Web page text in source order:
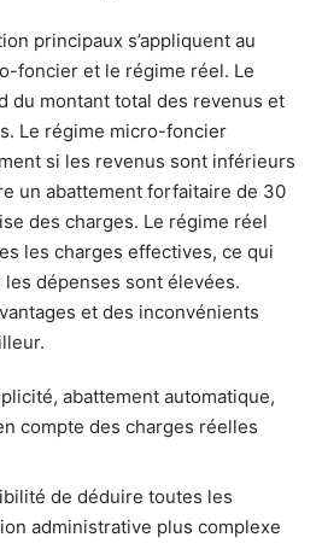
principaux s’appliquent au
foncier et le régime réel. Le
du montant total des revenus et
Le régime micro-foncier
si les revenus sont inférieurs
un abattement forfaitaire de 30
des charges. Le régime réel
les charges effectives, ce qui
dépenses sont élevées.
et des inconvénients
abattement automatique,
compte des charges réelles
de déduire toutes les
administrative plus complexe